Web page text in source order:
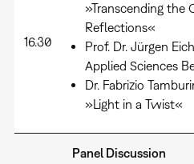
16.30
»Transcending the
Reflections«
Prof. Dr. Jürgen
Applied Sciences
Dr. Fabrizio
»Light in a Twist«
Panel Discussion